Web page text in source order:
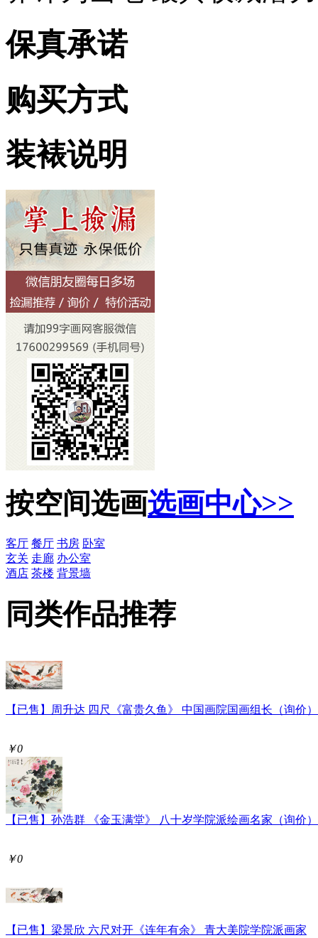
保真承诺
购买方式
装裱说明
按空间选画选画中心>>
客厅 餐厅 书房 卧室
玄关 走廊 办公室
酒店 茶楼 背景墙
同类作品推荐
【已售】周升达 四尺《富贵久鱼》 中国画院国画组长（询价）
￥0
【已售】孙浩群 《金玉满堂》 八十岁学院派绘画名家（询价）
￥0
【已售】梁景欣 六尺对开《连年有余》 青大美院学院派画家